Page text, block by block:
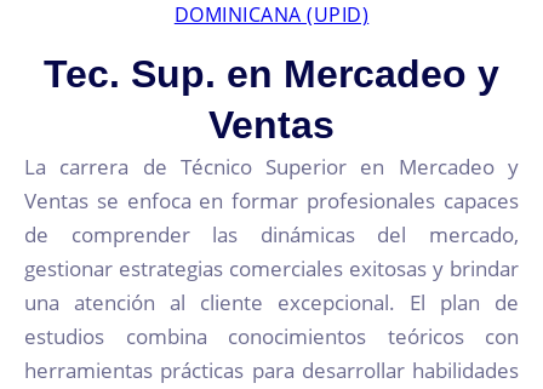
DOMINICANA (UPID)
Tec. Sup. en Mercadeo y
Ventas
La carrera de Técnico Superior en Mercadeo y
Ventas se enfoca en formar profesionales capaces
de comprender las dinámicas del mercado,
gestionar estrategias comerciales exitosas y brindar
una atención al cliente excepcional. El plan de
estudios combina conocimientos teóricos con
herramientas prácticas para desarrollar habilidades